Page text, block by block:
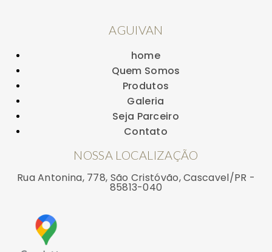
AGUIVAN
home
Quem Somos
Produtos
Galeria
Seja Parceiro
Contato
NOSSA LOCALIZAÇÃO
Rua Antonina, 778, São Cristóvão, Cascavel/PR -
85813-040